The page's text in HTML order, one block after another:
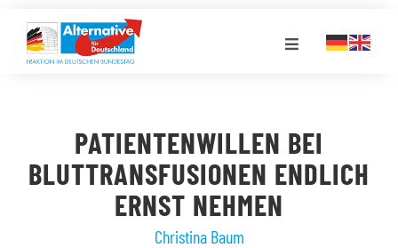
Inhalt
springen
Toggle
LANDESGRUPPEN
VERANSTALTUNGEN
PATIENTENWILLEN BEI
BLUTTRANSFUSIONEN ENDLICH
ERNST NEHMEN
Christina Baum